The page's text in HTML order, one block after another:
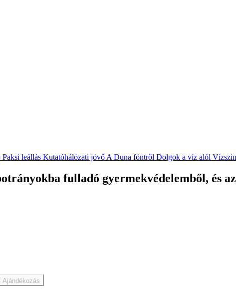
Paksi leállás Kutatóhálózati jövő A Duna föntről Dolgok a víz alól
fulladó gyermekvédelemből, és
Ajándékozás